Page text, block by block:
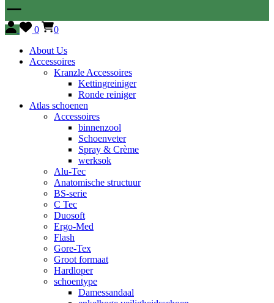
0
0
About Us
Accessoires
Kranzle Accessoires
Kettingreiniger
Ronde reiniger
Atlas schoenen
Accessoires
binnenzool
Schoenveter
Spray & Crème
werksok
Alu-Tec
Anatomische structuur
BS-serie
C Tec
Duosoft
Ergo-Med
Flash
Gore-Tex
Groot formaat
Hardloper
schoentype
Damessandaal